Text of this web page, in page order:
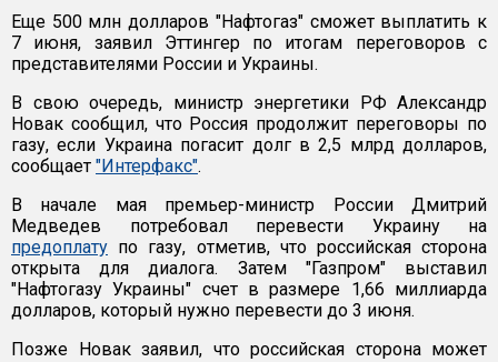
Еще 500 млн долларов "Нафтогаз" сможет выплатить к
7 июня, заявил Эттингер по итогам переговоров с
представителями России и Украины.
В свою очередь, министр энергетики РФ Александр
Новак сообщил, что Россия продолжит переговоры по
газу, если Украина погасит долг в 2,5 млрд долларов,
сообщает "Интерфакс".
В начале мая премьер-министр России Дмитрий
Медведев потребовал перевести Украину на
предоплату по газу, отметив, что российская сторона
открыта для диалога. Затем "Газпром" выставил
"Нафтогазу Украины" счет в размере 1,66 миллиарда
долларов, который нужно перевести до 3 июня.
Позже Новак заявил, что российская сторона может